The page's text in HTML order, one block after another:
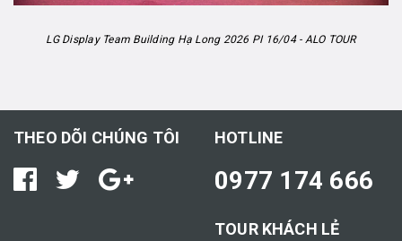
LG Display Team Building Hạ Long 2026 PI 16/04 - ALO TOUR
THEO DÕI CHÚNG TÔI HOTLINE
0977 174 666
TOUR KHÁCH LẺ